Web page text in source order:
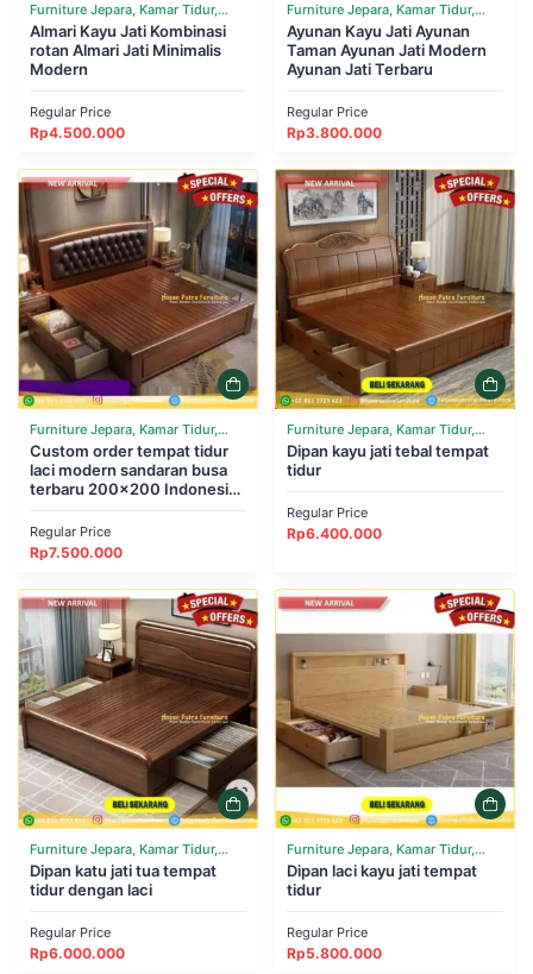
Furniture Jepara, Kamar Tidur,
Tempat Tidur
Almari Kayu Jati Kombinasi
rotan Almari Jati Minimalis
Modern
Regular Price
Rp4.500.000
Furniture Jepara, Kamar Tidur,
Tempat Tidur
Ayunan Kayu Jati Ayunan
Taman Ayunan Jati Modern
Ayunan Jati Terbaru
Regular Price
Rp3.800.000
Furniture Jepara, Kamar Tidur,
Tempat Tidur
Custom order tempat tidur
laci modern sandaran busa
terbaru 200×200 Indonesian
Regular Price
Rp7.500.000
Furniture Jepara, Kamar Tidur,
Tempat Tidur
Dipan kayu jati tebal tempat
tidur
Regular Price
Rp6.400.000
Furniture Jepara, Kamar Tidur,
Tempat Tidur
Dipan katu jati tua tempat
tidur dengan laci
Regular Price
Rp6.000.000
Furniture Jepara, Kamar Tidur,
Tempat Tidur
Dipan laci kayu jati tempat
tidur
Regular Price
Rp5.800.000